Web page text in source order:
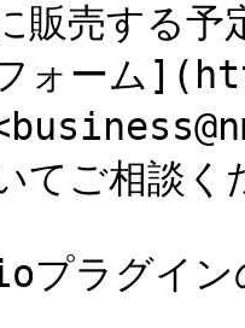
販売する
フォー
てご相談く
ラグイン